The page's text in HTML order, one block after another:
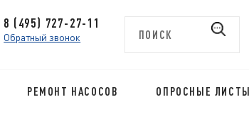
8 (495) 727-27-11
Обратный звонок
РЕМОНТ НАСОСОВ ОПРОСНЫЕ ЛИСТЫ